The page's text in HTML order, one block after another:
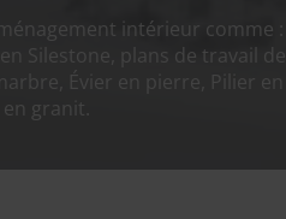
intérieur comme :
Silestone, plans de travail de
Évier en pierre, Pilier en
granit.